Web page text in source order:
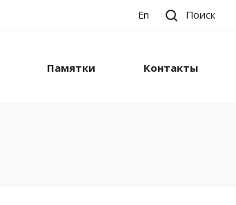
En Поиск
Памятки Контакты